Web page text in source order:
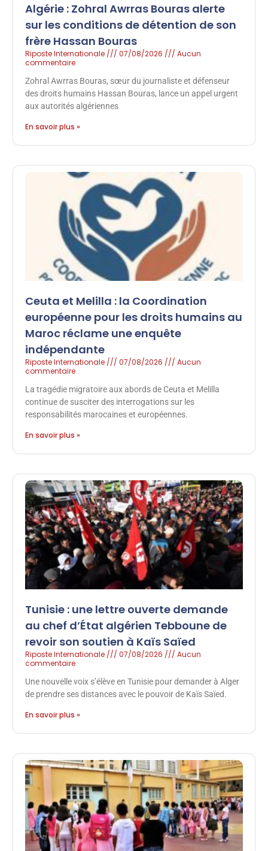
Algérie : Zohral Awrras Bouras alerte
sur les conditions de détention de son
frère Hassan Bouras
Riposte Internationale 07/08/2026
Aucun
commentaire
Zohral Awrras Bouras, sœur du journaliste et défenseur
des droits humains Hassan Bouras, lance un appel urgent
aux autorités algériennes
En savoir plus »
Ceuta et Melilla : la Coordination
européenne pour les droits humains au
Maroc réclame une enquête
indépendante
Riposte Internationale 07/08/2026
Aucun
commentaire
La tragédie migratoire aux abords de Ceuta et Melilla
continue de susciter des interrogations sur les
responsabilités marocaines et européennes.
En savoir plus »
Tunisie : une lettre ouverte demande
au chef d’État algérien Tebboune de
revoir son soutien à Kaïs Saïed
Riposte Internationale 07/08/2026
Aucun
commentaire
Une nouvelle voix s’élève en Tunisie pour demander à Alger
de prendre ses distances avec le pouvoir de Kaïs Saïed.
En savoir plus »